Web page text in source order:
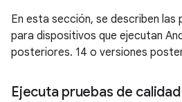
En esta sección, se describen las
para dispositivos que ejecutan
posteriores. 14 o versiones
Ejecuta pruebas de